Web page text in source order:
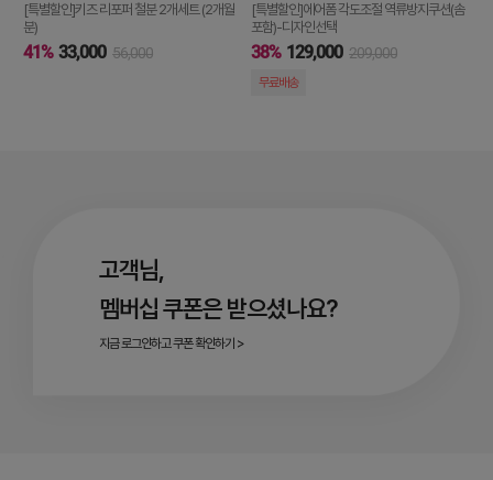
[특별할인]키즈 리포퍼 철분 2개세트 (2개월
분)
41% 33,000 56,000
[특별할인]에어폼 각도조절 역류방지쿠션(솜
포함)-디자인선택
38% 129,000 209,000
무료배송
고객님,
멤버십 쿠폰은 받으셨나요?
지금 로그인하고 쿠폰 확인하기 >